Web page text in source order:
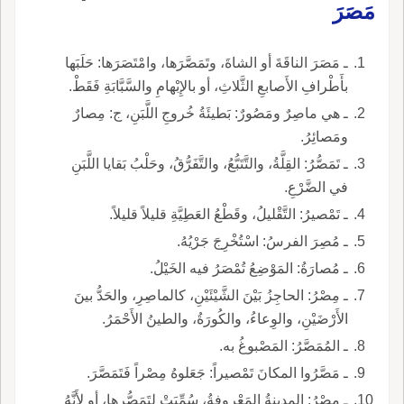
مَصَرَ
ـ مَصَرَ الناقَةَ أو الشاةَ، وتَمَصَّرَها، وامْتَصَرَها: حَلَبَها
بأَطْرافِ الأَصابعِ الثَّلاثِ، أو بالإِبْهامِ والسَّبَّابَةِ فَقَطْ.
ـ هي ماصِرٌ ومَصُورٌ: بَطيئَةُ خُروجِ اللَّبَنِ، ج: مِصارٌ
ومَصائِرُ.
ـ تَمَصُّرُ: القِلَّةُ، والتَّتَبُّعُ، والتَّفَرُّقُ، وحَلْبُ بَقايا اللَّبَنِ
في الضَّرْعِ.
ـ تَمْصيرُ: التَّقْليلُ، وقَطْعُ العَطِيَّةِ قليلاً قليلاً.
ـ مُصِرَ الفرسُ: اسْتُخْرِجَ جَرْيُهُ.
ـ مُصارَةُ: المَوْضِعُ تُمْصَرُ فيه الخَيْلُ.
ـ مِصْرُ: الحاجِزُ بَيْنَ الشَّيْئَيْنِ، كالماصِرِ، والحَدُّ بينَ
الأَرْضَيْنِ، والوِعاءُ، والكُورَةُ، والطينُ الأَحْمَرُ.
ـ المُمَصَّرُ: المَصْبوغُ به.
ـ مَصَّرُوا المكانَ تَمْصيراً: جَعَلوهُ مِصْراً فَتَمَصَّرَ.
ـ مِصْرُ: المدينةُ المَعْروفةُ، سُمِّيَتْ لِتَمَصُّرِها، أو لأَنَّهُ